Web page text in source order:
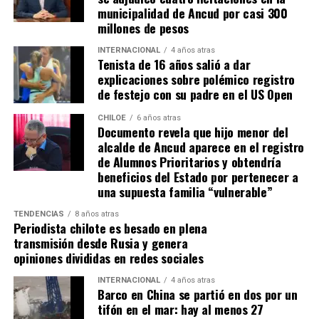
en pos de que cada kilómetro recorrido, signifique más
que una llegada a Santiago, un arribo a la cura de su hijo
Actualmente, Gómez se encuentra en Santiago
realizando trámites y participando como invitada en
distintos medios de comunicación. Aunque aún no tiene
una fecha exacta para su viaje a Estados Unidos, donde
se administra el medicamento, indicó que esperan
realizarlo «a mediados de junio».
Cabe destacar que, pese a que se logró reunir el dinero y,
por ende, la meta se cumplió, continúan circulando por
redes sociales, eventos a beneficios de Tomás Ross.
¿Como ayudar?
Instagram, Dante_contra_duchenne
Fernando Jara (padre)
19.968.680-1
municipalidad de Ancud por casi 300
millones de pesos
INTERNACIONAL 4 años atras
Tenista de 16 años salió a dar
explicaciones sobre polémico registro
de festejo con su padre en el US Open
CHILOE 6 años atras
Documento revela que hijo menor del
alcalde de Ancud aparece en el registro
de Alumnos Prioritarios y obtendría
beneficios del Estado por pertenecer a
una supuesta familia “vulnerable”
TENDENCIAS 8 años atras
Periodista chilote es besado en plena
transmisión desde Rusia y genera
opiniones divididas en redes sociales
INTERNACIONAL 4 años atras
Barco en China se partió en dos por un
tifón en el mar: hay al menos 27